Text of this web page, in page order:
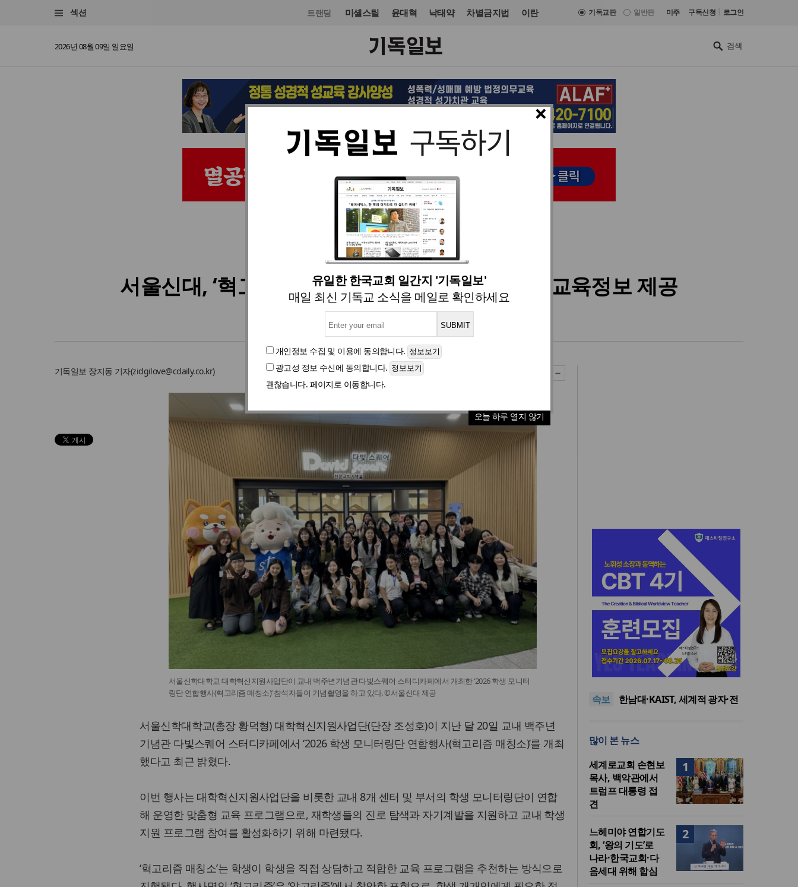
섹션 트랜딩 미셸스틸 윤대혁 낙태약 차별금지법 이란 기독교판 일반판 미주 구독신청 로그인
2026년 08월 09일 일요일
×
유일한 한국교회 일간지 '기독일보'
매일 최신 기독교 소식을 메일로 확인하세요
개인정보 수집 및 이용에 동의합니다.
광고성 정보 수신에 동의합니다.
괜찮습니다. 페이지로 이동합니다.
오늘 하루 열지 않기
목회·신학 신학 입력 2026. 06. 01 12:50
서울신대, ‘혁고리즘 매칭소’ 개최… 학생 맞춤형 교육정보 제공
재학생 100여 명 참여, 진로·자기계발 정보 공유
기독일보 장지동 기자(zidgilove@cdaily.co.kr)
서울신학대학교 대학혁신지원사업단이 교내 백주년기념관 다빛스퀘어 스터디카페에서 개최한 ‘2026 학생 모니터
링단 연합행사(혁고리즘 매칭소)’ 참석자들이 기념촬영을 하고 있다. ©서울신대 제공
서울신학대학교(총장 황덕형) 대학혁신지원사업단(단장 조성호)이 지난 달 20일 교내 백주년
기념관 다빛스퀘어 스터디카페에서 ‘2026 학생 모니터링단 연합행사(혁고리즘 매칭소)’를 개최
했다고 최근 밝혔다.
이번 행사는 대학혁신지원사업단을 비롯한 교내 8개 센터 및 부서의 학생 모니터링단이 연합
해 운영한 맞춤형 교육 프로그램으로, 재학생들의 진로 탐색과 자기계발을 지원하고 교내 학생
지원 프로그램 참여를 활성화하기 위해 마련됐다.
‘혁고리즘 매칭소’는 학생이 학생을 직접 상담하고 적합한 교육 프로그램을 추천하는 방식으로
속보
느헤미야 연합기도회, ‘왕의 기
도’로 나라·한국교회·다음세대
세기총 “자유를 지키며 하나 된
시장 담은 로컬 매거진 ‘포항집’
한남대·KAIST, 세계적 광자·전
도’로 나라·한국교회·다음세대
세기총 “자유를 지키며 하나 된
희망의 미래를 향하여”
많이 본 뉴스
1
세계로교회 손현보
목사, 백악관에서
트럼프 대통령 접
견
2
느헤미야 연합기도
회, ‘왕의 기도’로
나라·한국교회·다
음세대 위해 합심